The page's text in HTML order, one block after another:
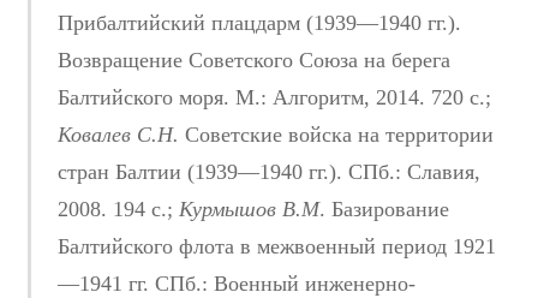
Прибалтийский плацдарм (1939—1940 гг.).
Возвращение Советского Союза на берега
Балтийского моря. М.: Алгоритм, 2014. 720 с.;
Ковалев С.Н. Советские войска на территории
стран Балтии (1939—1940 гг.). СПб.: Славия,
2008. 194 с.; Курмышов В.М. Базирование
Балтийского флота в межвоенный период 1921
—1941 гг. СПб.: Военный инженерно-